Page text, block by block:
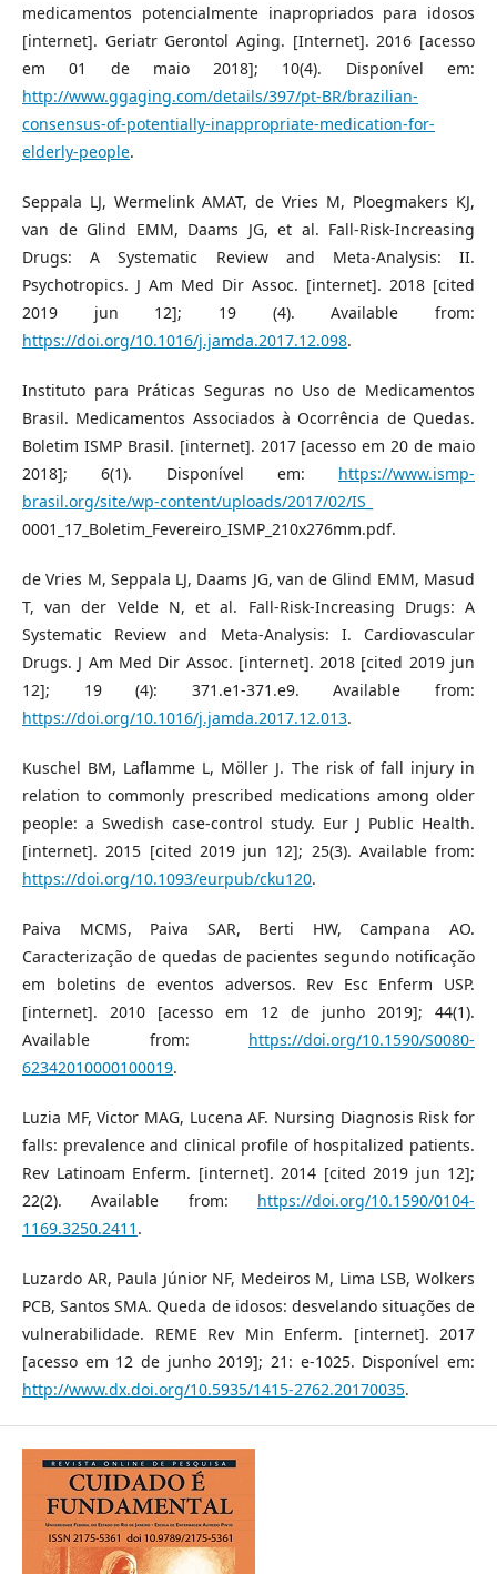
medicamentos potencialmente inapropriados para idosos
[internet]. Geriatr Gerontol Aging. [Internet]. 2016 [acesso
em 01 de maio 2018]; 10(4). Disponível em:
http://www.ggaging.com/details/397/pt-BR/brazilian-
consensus-of-potentially-inappropriate-medication-for-
elderly-people.
Seppala LJ, Wermelink AMAT, de Vries M, Ploegmakers KJ,
van de Glind EMM, Daams JG, et al. Fall-Risk-Increasing
Drugs: A Systematic Review and Meta-Analysis: II.
Psychotropics. J Am Med Dir Assoc. [internet]. 2018 [cited
2019 jun 12]; 19 (4). Available from:
https://doi.org/10.1016/j.jamda.2017.12.098.
Instituto para Práticas Seguras no Uso de Medicamentos
Brasil. Medicamentos Associados à Ocorrência de Quedas.
Boletim ISMP Brasil. [internet]. 2017 [acesso em 20 de maio
2018]; 6(1). Disponível em: https://www.ismp-
brasil.org/site/wp-content/uploads/2017/02/IS_
0001_17_Boletim_Fevereiro_ISMP_210x276mm.pdf.
de Vries M, Seppala LJ, Daams JG, van de Glind EMM, Masud
T, van der Velde N, et al. Fall-Risk-Increasing Drugs: A
Systematic Review and Meta-Analysis: I. Cardiovascular
Drugs. J Am Med Dir Assoc. [internet]. 2018 [cited 2019 jun
12]; 19 (4): 371.e1-371.e9. Available from:
https://doi.org/10.1016/j.jamda.2017.12.013.
Kuschel BM, Laflamme L, Möller J. The risk of fall injury in
relation to commonly prescribed medications among older
people: a Swedish case-control study. Eur J Public Health.
[internet]. 2015 [cited 2019 jun 12]; 25(3). Available from:
https://doi.org/10.1093/eurpub/cku120.
Paiva MCMS, Paiva SAR, Berti HW, Campana AO.
Caracterização de quedas de pacientes segundo notificação
em boletins de eventos adversos. Rev Esc Enferm USP.
[internet]. 2010 [acesso em 12 de junho 2019]; 44(1).
Available from: https://doi.org/10.1590/S0080-
62342010000100019.
Luzia MF, Victor MAG, Lucena AF. Nursing Diagnosis Risk for
falls: prevalence and clinical profile of hospitalized patients.
Rev Latinoam Enferm. [internet]. 2014 [cited 2019 jun 12];
22(2). Available from: https://doi.org/10.1590/0104-
1169.3250.2411 .
Luzardo AR, Paula Júnior NF, Medeiros M, Lima LSB, Wolkers
PCB, Santos SMA. Queda de idosos: desvelando situações de
vulnerabilidade. REME Rev Min Enferm. [internet]. 2017
[acesso em 12 de junho 2019]; 21: e-1025. Disponível em:
http://www.dx.doi.org/10.5935/1415-2762.20170035.